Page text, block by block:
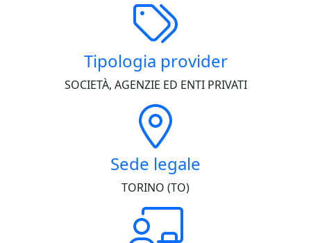
Tipologia provider
SOCIETÀ, AGENZIE ED ENTI PRIVATI
Sede legale
TORINO (TO)